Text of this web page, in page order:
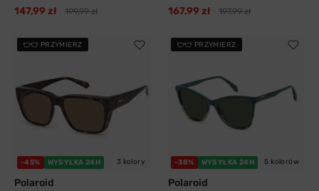
147,99 zł 199,99 zł 167,99 zł 197,99 zł
PRZYMIERZ
-45% WYSYŁKA 24H 3 kolory
Polaroid
PRZYMIERZ
-38% WYSYŁKA 24H 5 kolorów
Polaroid